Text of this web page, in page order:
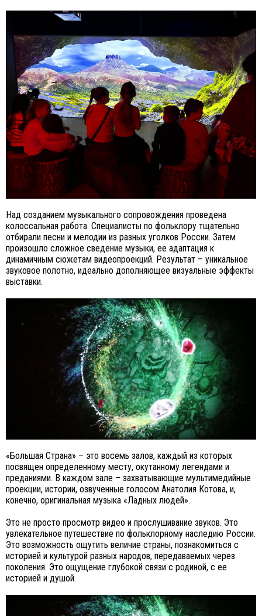
Над созданием музыкального сопровождения проведена
колоссальная работа. Специалисты по фольклору тщательно
отбирали песни и мелодии из разных уголков России. Затем
произошло сложное сведение музыки, ее адаптация к
динамичным сюжетам видеопроекций. Результат – уникальное
звуковое полотно, идеально дополняющее визуальные эффекты
выставки.
«Большая Страна» – это восемь залов, каждый из которых
посвящен определенному месту, окутанному легендами и
преданиями. В каждом зале – захватывающие мультимедийные
проекции, истории, озвученные голосом Анатолия Котова, и,
конечно, оригинальная музыка «Ладных людей».
Это не просто просмотр видео и прослушивание звуков. Это
увлекательное путешествие по фольклорному наследию России.
Это возможность ощутить величие страны, познакомиться с
историей и культурой разных народов, передаваемых через
поколения. Это ощущение глубокой связи с родиной, с ее
историей и душой.